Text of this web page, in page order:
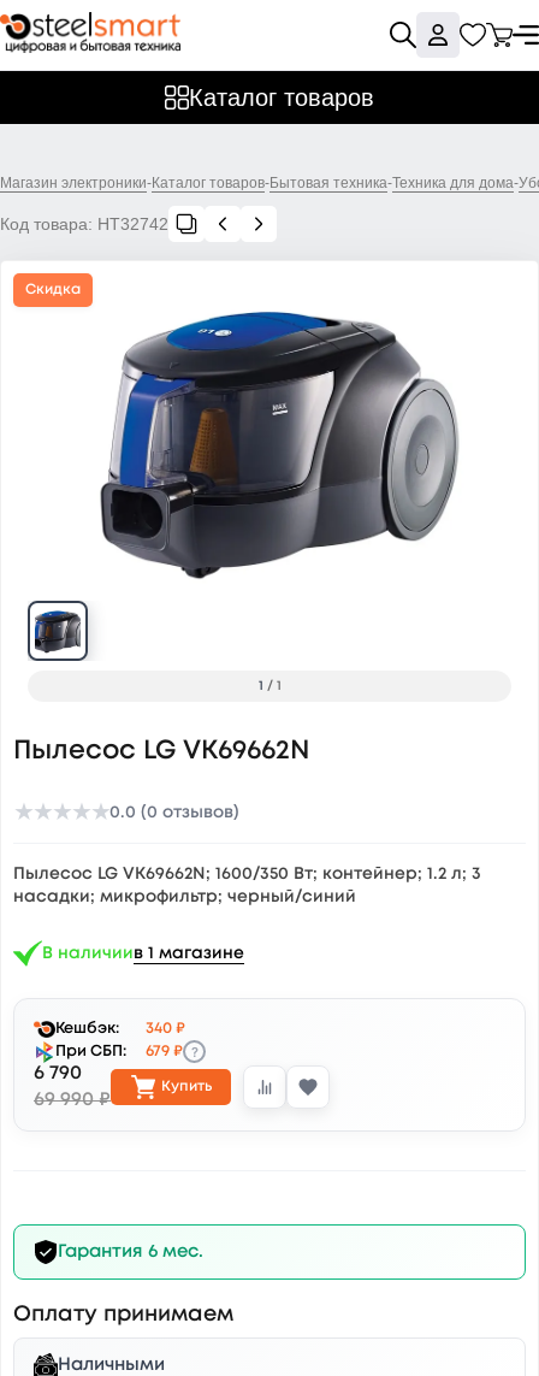
Каталог товаров
Магазин электроники-Каталог товаров-Бытовая техника-Техника для дома-
Код товара: НТ32742
Скидка
1 / 1
Пылесос LG VK69662N
★★★★★0.0 (0 отзывов)
Пылесос LG VK69662N; 1600/350 Вт; контейнер; 1.2 л; 3
насадки; микрофильтр; черный/синий
В наличиив 1 магазине
Кешбэк:
340 ₽
При СБП:
679 ₽ ?
6 790
69 990 ₽
Купить
Гарантия 6 мес.
Оплату принимаем
Наличными